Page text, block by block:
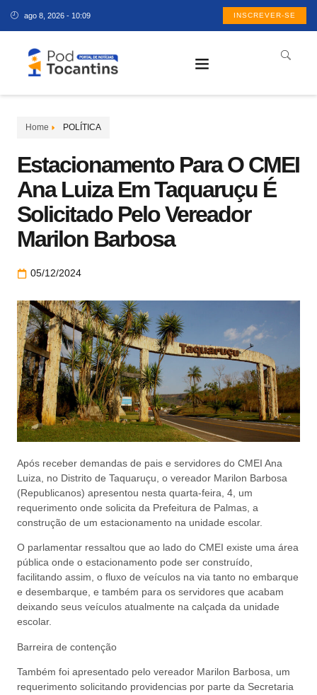
ago 8, 2026 - 10:09 INSCREVER-SE
Home POLÍTICA
Estacionamento Para O CMEI
Ana Luiza Em Taquaruçu É
Solicitado Pelo Vereador
Marilon Barbosa
05/12/2024
Após receber demandas de pais e servidores do CMEI Ana
Luiza, no Distrito de Taquaruçu, o vereador Marilon Barbosa
(Republicanos) apresentou nesta quarta-feira, 4, um
requerimento onde solicita da Prefeitura de Palmas, a
construção de um estacionamento na unidade escolar.
O parlamentar ressaltou que ao lado do CMEI existe uma área
pública onde o estacionamento pode ser construído,
facilitando assim, o fluxo de veículos na via tanto no embarque
e desembarque, e também para os servidores que acabam
deixando seus veículos atualmente na calçada da unidade
escolar.
Barreira de contenção
Também foi apresentado pelo vereador Marilon Barbosa, um
requerimento solicitando providencias por parte da Secretaria